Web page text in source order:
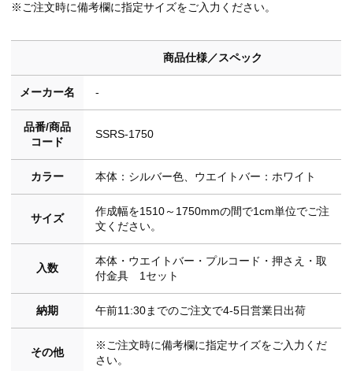
※ご注文時に備考欄に指定サイズをご入力ください。
商品仕様／スペック
メーカー名 -
品番/商品
コード
SSRS-1750
カラー 本体：シルバー色、ウエイトバー：ホワイト
サイズ
作成幅を1510～1750mmの間で1cm単位でご注
文ください。
入数
本体・ウエイトバー・プルコード・押さえ・取
付金具 1セット
納期 午前11:30までのご注文で4-5日営業日出荷
その他
※ご注文時に備考欄に指定サイズをご入力くだ
さい。